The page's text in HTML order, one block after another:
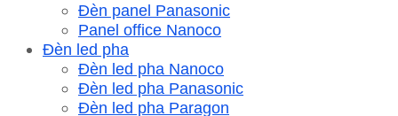
Đèn panel Panasonic
Panel office Nanoco
Đèn led pha
Đèn led pha Nanoco
Đèn led pha Panasonic
Đèn led pha Paragon